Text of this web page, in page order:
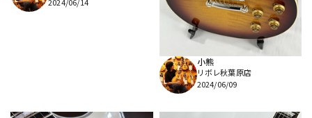
小熊
リボレ秋葉原店
2024/06/09